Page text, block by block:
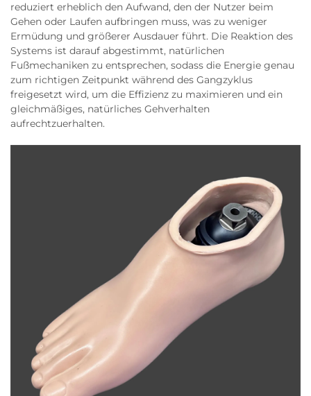
reduziert erheblich den Aufwand, den der Nutzer beim
Gehen oder Laufen aufbringen muss, was zu weniger
Ermüdung und größerer Ausdauer führt. Die Reaktion des
Systems ist darauf abgestimmt, natürlichen
Fußmechaniken zu entsprechen, sodass die Energie genau
zum richtigen Zeitpunkt während des Gangzyklus
freigesetzt wird, um die Effizienz zu maximieren und ein
gleichmäßiges, natürliches Gehverhalten
aufrechtzuerhalten.